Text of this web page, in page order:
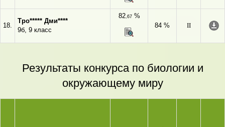
18.
Тро***** Дми****
9б, 9 класс
82,67%
84 %
II
Результаты конкурса по биологии и
окружающему миру